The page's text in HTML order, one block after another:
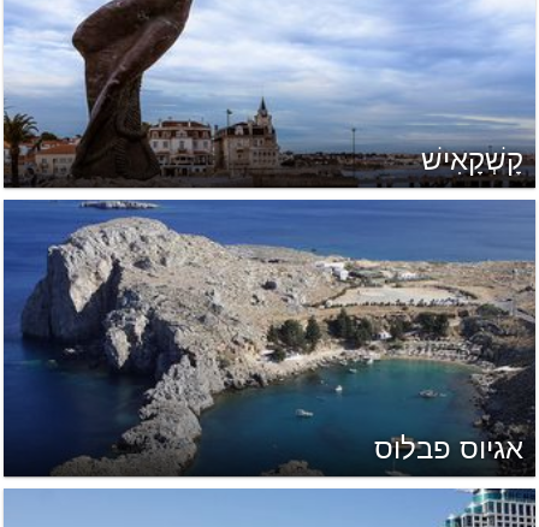
קָשְׁקָאִישׁ
אגיוס פבלוס